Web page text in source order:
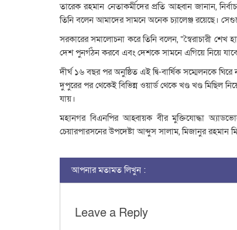
তারেক রহমান নেতাকর্মীদের প্রতি আহ্বান জানান,
তিনি বলেন আমাদের সামনে অনেক চ্যালেঞ্জ রয়েছে।
সরকারের সমালোচনা করে তিনি বলেন, “স্বৈরাচারী
দেশ পুনর্গঠন করবে এবং দেশকে সামনে এগিয়ে নিয়ে
দীর্ঘ ১৬ বছর পর অনুষ্ঠিত এই দ্বি-বার্ষিক সম্মেলনকে
দুপুরের পর থেকেই বিভিন্ন ওয়ার্ড থেকে খণ্ড খণ্ড মিছিল
যায়।
মহানগর বিএনপির আহ্বায়ক বীর মুক্তিযোদ্ধা
চেয়ারপারসনের উপদেষ্টা আব্দুস সালাম, মিজানুর
আপনার মতামত লিখুন :
Leave a Reply